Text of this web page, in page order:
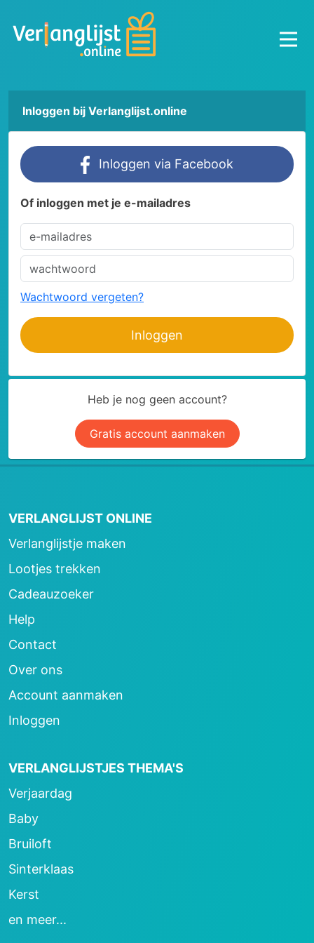
Inloggen bij Verlanglijst.online
Inloggen via Facebook
Of inloggen met je e-mailadres
Wachtwoord vergeten?
Inloggen
Heb je nog geen account?
Gratis account aanmaken
VERLANGLIJST ONLINE
Verlanglijstje maken
Lootjes trekken
Cadeauzoeker
Help
Contact
Over ons
Account aanmaken
Inloggen
VERLANGLIJSTJES THEMA'S
Verjaardag
Baby
Bruiloft
Sinterklaas
Kerst
en meer...